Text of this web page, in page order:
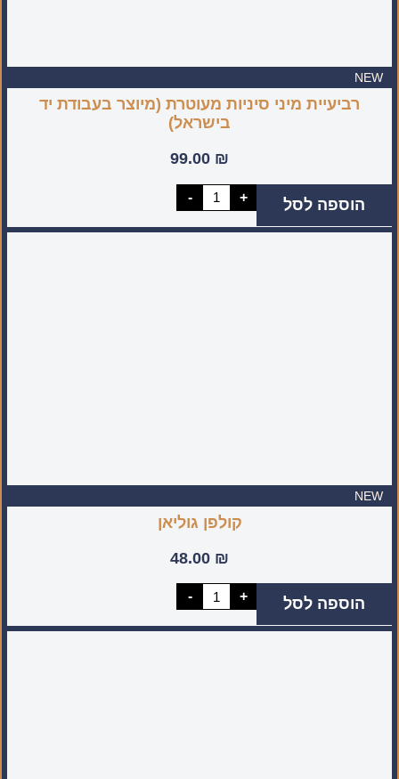
NEW
רביעיית מיני סיניות מעוטרת (מיוצר בעבודת יד
בישראל)
99.00 ₪
-
כמות
של
מיני
+ הוספה לסל
NEW
קולפן גוליאן
48.00 ₪
-
כמות
של
גוליאן
+ הוספה לסל